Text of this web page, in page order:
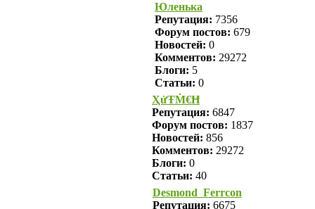
Юленька
Репутация: 7356
Форум постов: 679
Новостей: 0
Комментов: 29272
Блоги: 5
Статьи: 0
ҲửŦṀ€Ħ
Репутация: 6847
Форум постов: 1837
Новостей: 856
Комментов: 29272
Блоги: 0
Статьи: 40
Desmond_Ferrcon
Репутация: 6675